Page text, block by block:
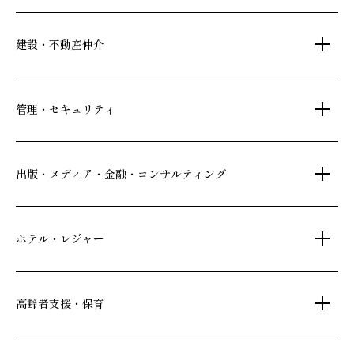
建設・不動産仲介
新築分譲マンション・新築戸建
賃貸・売買物件情報
一括寮仲介
不動産投資
管理・セキュリティ
社宅代行
ビル管理
24時間コールセンター
出版・メディア・金融・コンサルティング
書籍・コミック
住宅ローン
ホテル・レジャー
シティ・リゾートホテル
札幌・京都・沖縄
高齢者支援・保育